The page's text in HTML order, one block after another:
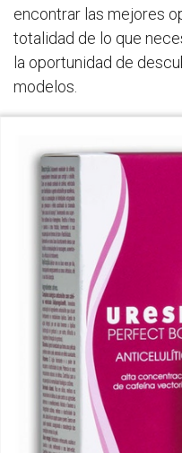
encontrar las mejores
totalidad de lo que
la oportunidad de
modelos.